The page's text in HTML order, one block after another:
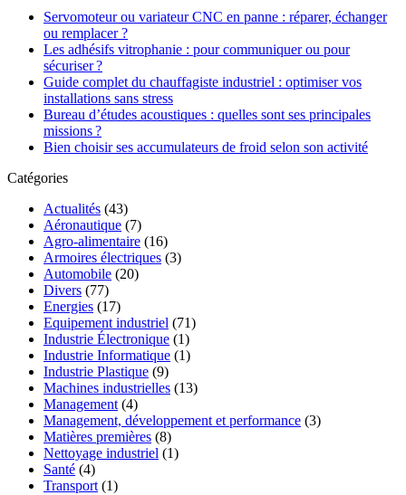
Servomoteur ou variateur CNC en panne : réparer, échanger
ou remplacer ?
Les adhésifs vitrophanie : pour communiquer ou pour
sécuriser ?
Guide complet du chauffagiste industriel : optimiser vos
installations sans stress
Bureau d’études acoustiques : quelles sont ses principales
missions ?
Bien choisir ses accumulateurs de froid selon son activité
Catégories
Actualités (43)
Aéronautique (7)
Agro-alimentaire (16)
Armoires électriques (3)
Automobile (20)
Divers (77)
Energies (17)
Equipement industriel (71)
Industrie Électronique (1)
Industrie Informatique (1)
Industrie Plastique (9)
Machines industrielles (13)
Management (4)
Management, développement et performance (3)
Matières premières (8)
Nettoyage industriel (1)
Santé (4)
Transport (1)